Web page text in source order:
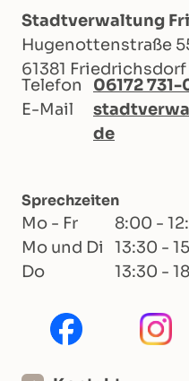
Stadtverwaltung
Hugenottenstraße
61381 Friedrichsdorf
Telefon
06172 731-
E-Mail
de
Sprechzeiten
Mo - Fr
8:00 -
Mo und Di
13:30 -
Do
13:30 -